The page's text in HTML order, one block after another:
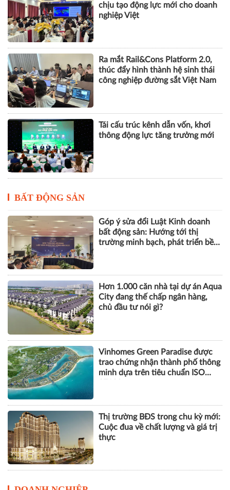
chịu tạo động lực mới cho doanh
nghiệp Việt
Ra mắt Rail&Cons Platform 2.0,
thúc đẩy hình thành hệ sinh thái
công nghiệp đường sắt Việt Nam
Tái cấu trúc kênh dẫn vốn, khơi
thông động lực tăng trưởng mới
BẤT ĐỘNG SẢN
Góp ý sửa đổi Luật Kinh doanh
bất động sản: Hướng tới thị
trường minh bạch, phát triển bền
Hơn 1.000 căn nhà tại dự án Aqua
City đang thế chấp ngân hàng,
chủ đầu tư nói gì?
Vinhomes Green Paradise được
trao chứng nhận thành phố thông
minh dựa trên tiêu chuẩn ISO
Thị trường BĐS trong chu kỳ mới:
Cuộc đua về chất lượng và giá trị
thực